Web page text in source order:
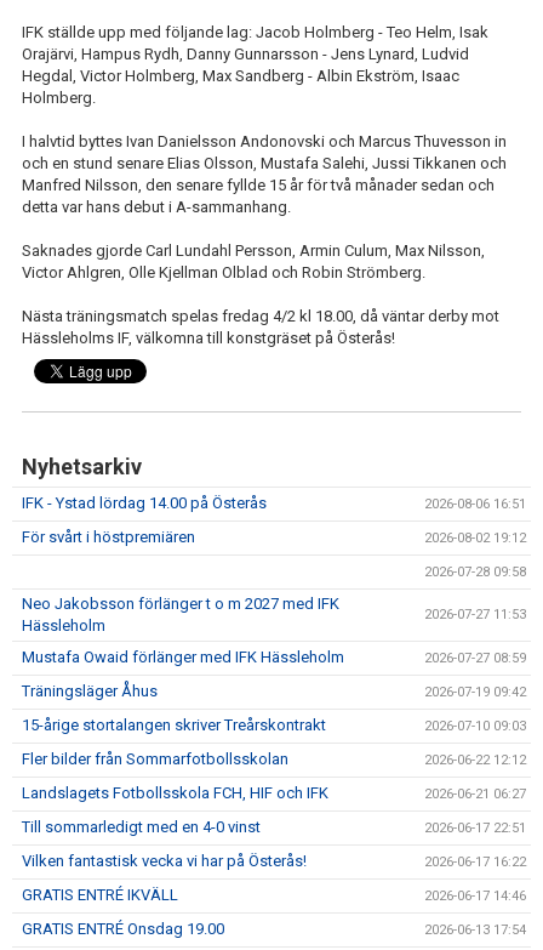
50/50 LOTTERIET
VM-TIPSET 2026
IFK ställde upp med följande lag: Jacob Holmberg - Teo Helm, Isak
Orajärvi, Hampus Rydh, Danny Gunnarsson - Jens Lynard, Ludvid
Hegdal, Victor Holmberg, Max Sandberg - Albin Ekström, Isaac
Holmberg.
I halvtid byttes Ivan Danielsson Andonovski och Marcus Thuvesson in
och en stund senare Elias Olsson, Mustafa Salehi, Jussi Tikkanen och
Manfred Nilsson, den senare fyllde 15 år för två månader sedan och
detta var hans debut i A-sammanhang.
Saknades gjorde Carl Lundahl Persson, Armin Culum, Max Nilsson,
Victor Ahlgren, Olle Kjellman Olblad och Robin Strömberg.
Nästa träningsmatch spelas fredag 4/2 kl 18.00, då väntar derby mot
Hässleholms IF, välkomna till konstgräset på Österås!
Nyhetsarkiv
IFK - Ystad lördag 14.00 på Österås 2026-08-06 16:51
För svårt i höstpremiären 2026-08-02 19:12
2026-07-28 09:58
Neo Jakobsson förlänger t o m 2027 med IFK
Hässleholm
2026-07-27 11:53
Mustafa Owaid förlänger med IFK Hässleholm 2026-07-27 08:59
Träningsläger Åhus 2026-07-19 09:42
15-årige stortalangen skriver Treårskontrakt 2026-07-10 09:03
Fler bilder från Sommarfotbollsskolan 2026-06-22 12:12
Landslagets Fotbollsskola FCH, HIF och IFK 2026-06-21 06:27
Till sommarledigt med en 4-0 vinst 2026-06-17 22:51
Vilken fantastisk vecka vi har på Österås! 2026-06-17 16:22
GRATIS ENTRÉ IKVÄLL 2026-06-17 14:46
GRATIS ENTRÉ Onsdag 19.00 2026-06-13 17:54